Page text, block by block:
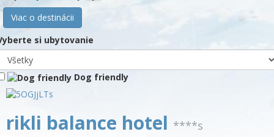
Viac o destinácii
si ubytovanie
Dog friendly
rikli balance hotel ****s